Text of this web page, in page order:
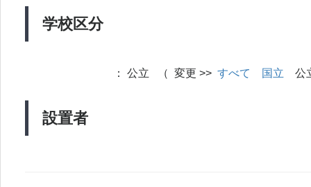
学校区分
設置者
： 公立 （ 変更 >> すべて 国立